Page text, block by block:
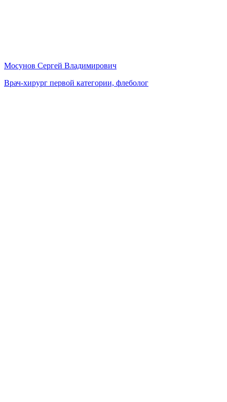
Мосунов Сергей Владимирович
Врач-хирург первой категории, флеболог